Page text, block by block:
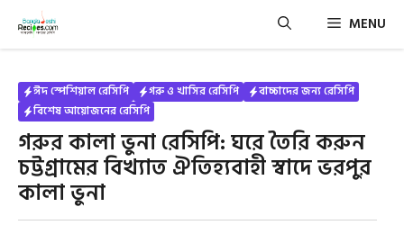
Skip
MENU
ঈদ স্পেশিয়াল রেসিপি গরু ও খাসির রেসিপি
বাচ্চাদের জন্য রেসিপি
বিশেষ আয়োজনের রেসিপি
গরুর কালা ভুনা রেসিপি: ঘরে তৈরি করুন
চট্টগ্রামের বিখ্যাত ঐতিহ্যবাহী স্বাদে ভরপুর
কালা ভুনা